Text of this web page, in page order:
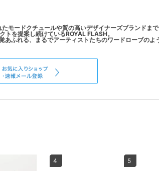
モードクチュールや質の高いデザイナーズブランドまで
トを提案し続けているROYAL FLASH。
4 5